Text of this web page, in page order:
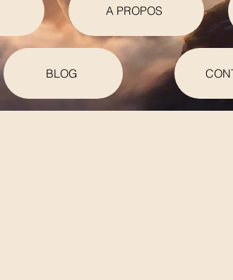
A PROPOS
BLOG